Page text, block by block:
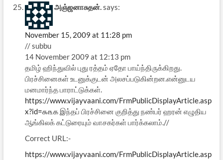
அஞ்ஜனாசுதன்.says:
November 15, 2009 at 11:28 pm
// subbu
14 November 2009 at 12:13 pm
தமிழ் ஹிந்துவில் புது ரத்தம் ஏதோ பாய்ந்திருக்கிறது.
பிரச்சினைகள் உடனுக்குடன் அலசப்படுகின்றன.என்னுடய
மனமார்ந்த பாராட்டுக்கள்.
https://www.vijayvaani.com/FrmPublicDisplayArticle.asp
x?id=௯௩௧இந்தப் பிரச்சினை குறித்து நண்பர் ஹரன் எழுதிய
ஆங்கிலக் கட்டுரையும் வாசகர்கள் பார்க்கலாம்.//
Correct URL:-
https://www.vijayvaani.com/FrmPublicDisplayArticle.asp